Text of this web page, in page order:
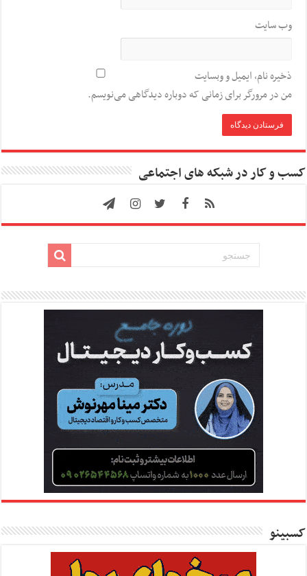
وب‌ سایت
ذخیره نام، ایمیل و وبسایت
من در مرورگر برای زمانی که دوباره دیدگاهی می‌نویسم.
کسب و کار در شبکه های اجتماعی
کسبینو